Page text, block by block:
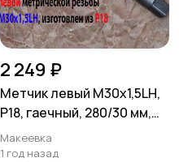
2 249 ₽
Метчик левый М30х1,5LH,
Р18, гаечный, 280/30 мм,
мелкий шаг, СССР.
Макеевка
1 год назад